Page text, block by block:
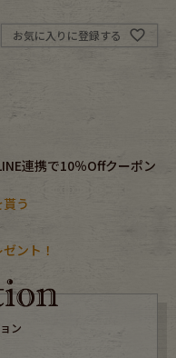
Kidswear
ら探す
antique goods
vintage bicycle
お気に入りに登録する
連携で10％Offクーポン
う
ント！
ン